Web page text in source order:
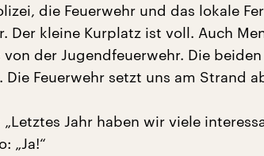
die Feuerwehr und das lokale
Der kleine Kurplatz ist voll. Auch
von der Jugendfeuerwehr. Die
Die Feuerwehr setzt uns am Strand
„Letztes Jahr haben wir viele
„Ja!“